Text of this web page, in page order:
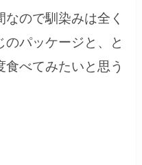
ので馴染みは全く
パッケージと、と
べてみたいと思う